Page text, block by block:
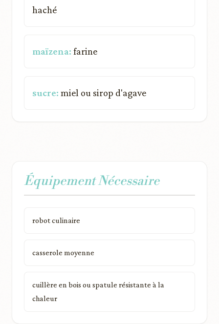
haché
maïzena: farine
sucre: miel ou sirop d'agave
Équipement Nécessaire
robot culinaire
casserole moyenne
cuillère en bois ou spatule résistante à la
chaleur